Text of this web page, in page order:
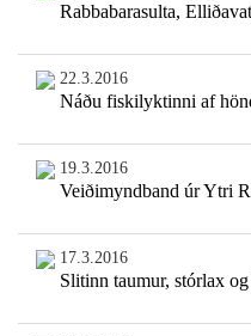
Rabbabarasulta,
22.3.2016
Náðu fiskilyktinni af
19.3.2016
Veiðimyndband úr Ytri
17.3.2016
Slitinn taumur, stórlax